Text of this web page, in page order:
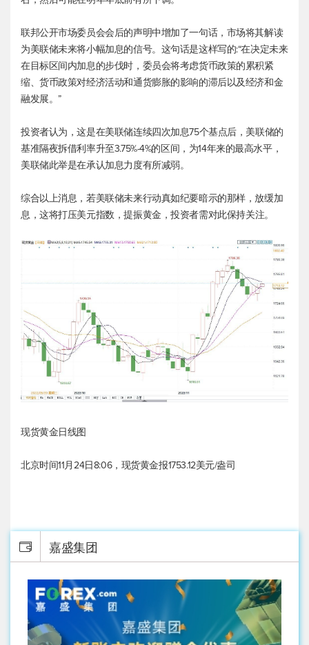
联邦公开市场委员会会后的声明中增加了一句话，市场将其解读
为美联储未来将小幅加息的信号。这句话是这样写的:“在决定未来
在目标区间内加息的步伐时，委员会将考虑货币政策的累积紧
缩、货币政策对经济活动和通货膨胀的影响的滞后以及经济和金
融发展。”
投资者认为，这是在美联储连续四次加息75个基点后，美联储的
基准隔夜拆借利率升至3.75%-4%的区间，为14年来的最高水平，
美联储此举是在承认加息力度有所减弱。
综合以上消息，若美联储未来行动真如纪要暗示的那样，放缓加
息，这将打压美元指数 ，提振黄金，投资者需对此保持关注。
现货黄金日线图
北京时间11月24日8:06， 现货黄金报1753.12美元/盎司
嘉盛集团